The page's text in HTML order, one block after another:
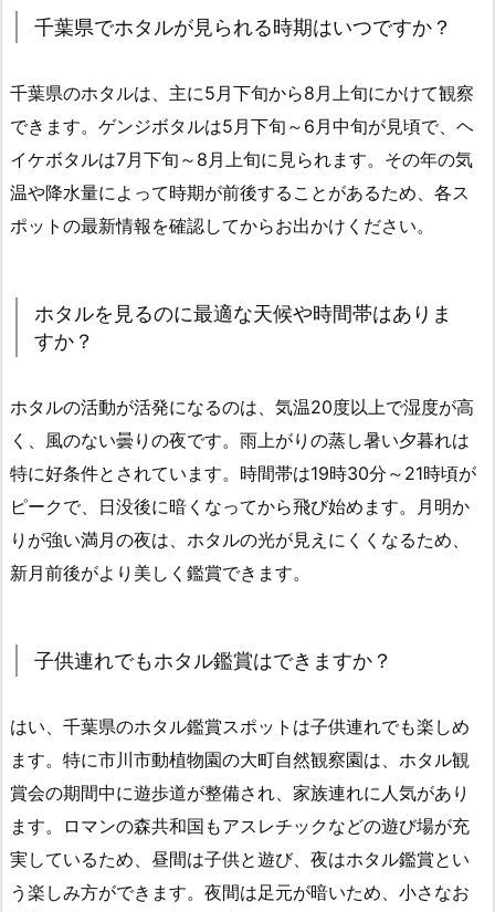
千葉県でホタルが見られる時期はいつですか？
千葉県のホタルは、主に5月下旬から8月上旬にかけて観察
できます。ゲンジボタルは5月下旬～6月中旬が見頃で、ヘ
イケボタルは7月下旬～8月上旬に見られます。その年の気
温や降水量によって時期が前後することがあるため、各ス
ポットの最新情報を確認してからお出かけください。
ホタルを見るのに最適な天候や時間帯はありま
すか？
ホタルの活動が活発になるのは、気温20度以上で湿度が高
く、風のない曇りの夜です。雨上がりの蒸し暑い夕暮れは
特に好条件とされています。時間帯は19時30分～21時頃が
ピークで、日没後に暗くなってから飛び始めます。月明か
りが強い満月の夜は、ホタルの光が見えにくくなるため、
新月前後がより美しく鑑賞できます。
子供連れでもホタル鑑賞はできますか？
はい、千葉県のホタル鑑賞スポットは子供連れでも楽しめ
ます。特に市川市動植物園の大町自然観察園は、ホタル観
賞会の期間中に遊歩道が整備され、家族連れに人気があり
ます。ロマンの森共和国もアスレチックなどの遊び場が充
実しているため、昼間は子供と遊び、夜はホタル鑑賞とい
う楽しみ方ができます。夜間は足元が暗いため、小さなお